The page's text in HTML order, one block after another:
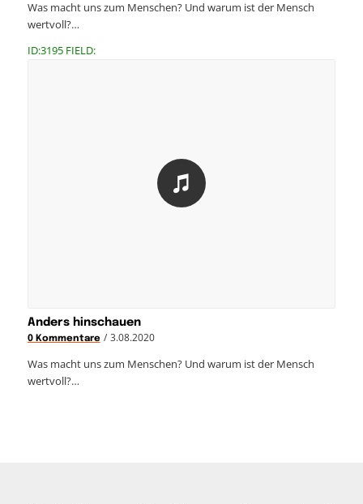
Was macht uns zum Menschen? Und warum ist der Mensch
wertvoll?…
ID:3195 FIELD:
Anders hinschauen
0 Kommentare / 3.08.2020
Was macht uns zum Menschen? Und warum ist der Mensch
wertvoll?…